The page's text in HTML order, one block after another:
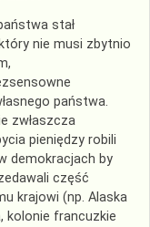
stał
nie musi zbytnio
państwa.
zwłaszcza
pieniędzy robili
demokracjach by
część
krajowi (np. Alaska
kolonie francuzkie